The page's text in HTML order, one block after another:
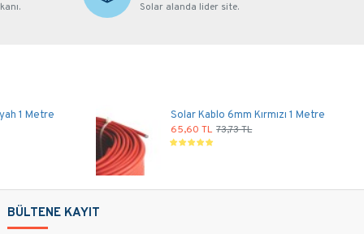
Solar alanda lider site.
1 Metre
Solar Kablo 6mm Kırmızı 1 Metre
65,60 TL 73,73 TL
BÜLTENE KAYIT